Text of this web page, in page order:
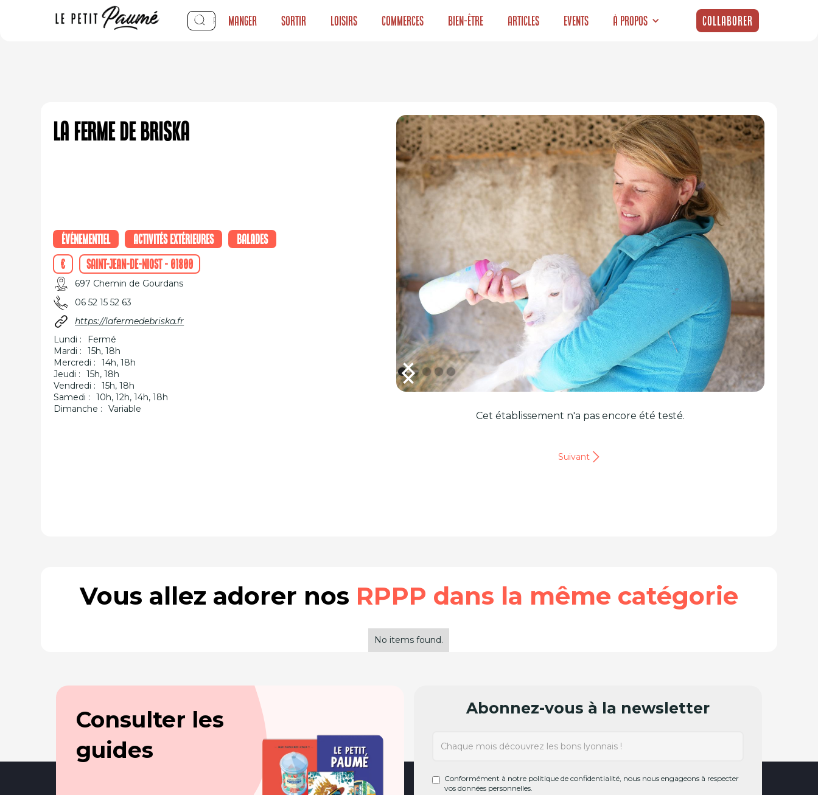
Manger Sortir Loisirs Commerces Bien-être Articles Events À propos Collaborer
La Ferme de Briska
Événementiel Activités extérieures
Balades
€
Saint-Jean-de-Niost - 01800
697 Chemin de Gourdans
06 52 15 52 63
https://lafermedebriska.fr
Lundi :
Fermé
Mardi :
15h, 18h
Mercredi :
14h, 18h
Jeudi :
15h, 18h
Vendredi :
15h, 18h
Samedi :
10h, 12h, 14h, 18h
Dimanche :
Variable
Cet établissement n'a pas encore été testé.
Suivant
Vous allez adorer nos RPPP dans la même catégorie
No items found.
Consulter les
guides
Abonnez-vous à la newsletter
Conformément à notre politique de confidentialité, nous nous engageons à respecter
vos données personnelles.